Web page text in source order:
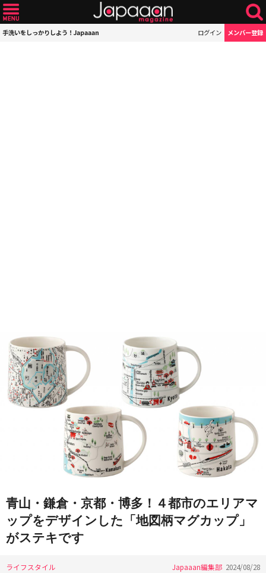
手洗いをしっかりしよう！Japaaan ログイン メンバー登録
青山・鎌倉・京都・博多！４都市のエリアマ
ップをデザインした「地図柄マグカップ」
がステキです
ライフスタイル Japaaan編集部 2024/08/28